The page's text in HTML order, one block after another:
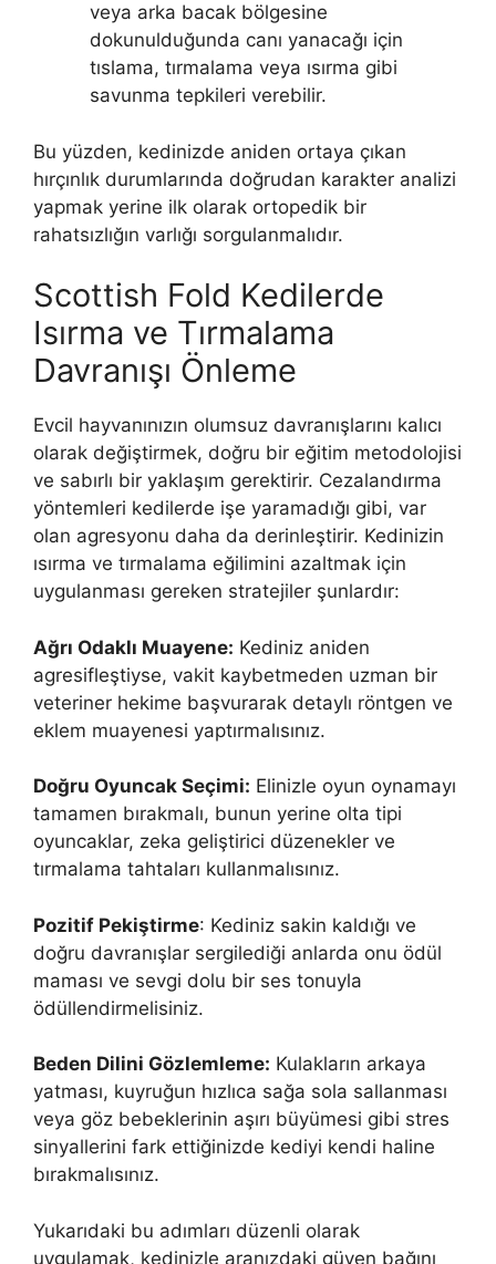
veya arka bacak bölgesine
dokunulduğunda canı yanacağı için
tıslama, tırmalama veya ısırma gibi
savunma tepkileri verebilir.
Bu yüzden, kedinizde aniden ortaya çıkan
hırçınlık durumlarında doğrudan karakter analizi
yapmak yerine ilk olarak ortopedik bir
rahatsızlığın varlığı sorgulanmalıdır.
Scottish Fold Kedilerde
Isırma ve Tırmalama
Davranışı Önleme
Evcil hayvanınızın olumsuz davranışlarını kalıcı
olarak değiştirmek, doğru bir eğitim metodolojisi
ve sabırlı bir yaklaşım gerektirir. Cezalandırma
yöntemleri kedilerde işe yaramadığı gibi, var
olan agresyonu daha da derinleştirir. Kedinizin
ısırma ve tırmalama eğilimini azaltmak için
uygulanması gereken stratejiler şunlardır:
Ağrı Odaklı Muayene: Kediniz aniden
agresifleştiyse, vakit kaybetmeden uzman bir
veteriner hekime başvurarak detaylı röntgen ve
eklem muayenesi yaptırmalısınız.
Doğru Oyuncak Seçimi: Elinizle oyun oynamayı
tamamen bırakmalı, bunun yerine olta tipi
oyuncaklar, zeka geliştirici düzenekler ve
tırmalama tahtaları kullanmalısınız.
Pozitif Pekiştirme: Kediniz sakin kaldığı ve
doğru davranışlar sergilediği anlarda onu ödül
maması ve sevgi dolu bir ses tonuyla
ödüllendirmelisiniz.
Beden Dilini Gözlemleme: Kulakların arkaya
yatması, kuyruğun hızlıca sağa sola sallanması
veya göz bebeklerinin aşırı büyümesi gibi stres
sinyallerini fark ettiğinizde kediyi kendi haline
bırakmalısınız.
Yukarıdaki bu adımları düzenli olarak
uygulamak, kedinizle aranızdaki güven bağını